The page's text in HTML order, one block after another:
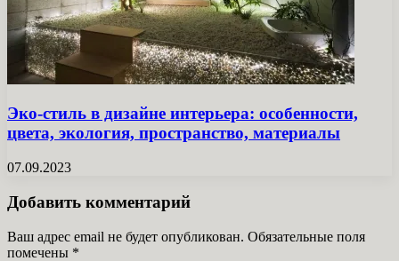
Эко-стиль в дизайне интерьера: особенности,
цвета, экология, пространство, материалы
07.09.2023
Добавить комментарий
Ваш адрес email не будет опубликован. Обязательные поля
помечены *